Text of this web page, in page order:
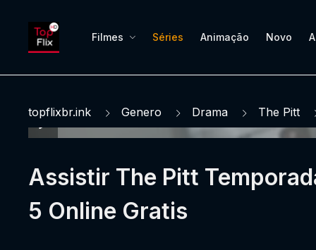
Filmes Séries Animação Novo
topflixbr.ink Genero Drama The Pitt
Assistir The Pitt
5 Online Gratis